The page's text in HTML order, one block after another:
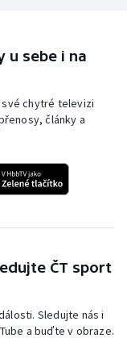
u sebe i na
své chytré televizi
články a
ČT sport
Sledujte nás i
a buďte v obraze.